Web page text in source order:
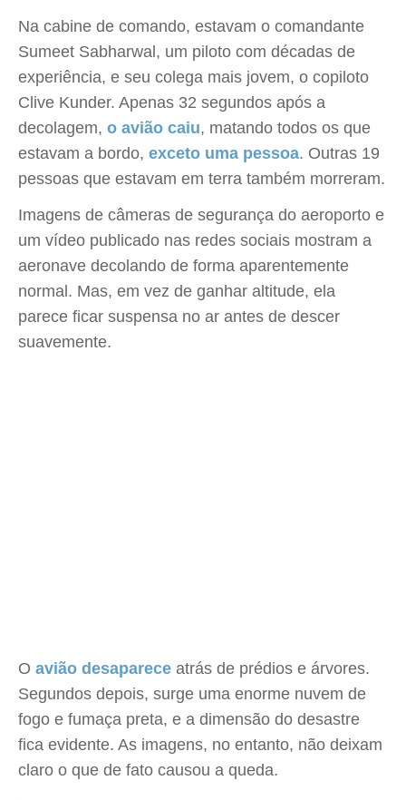
Na cabine de comando, estavam o comandante
Sumeet Sabharwal, um piloto com décadas de
experiência, e seu colega mais jovem, o copiloto
Clive Kunder. Apenas 32 segundos após a
decolagem, o avião caiu, matando todos os que
estavam a bordo, exceto uma pessoa. Outras 19
pessoas que estavam em terra também morreram.
Imagens de câmeras de segurança do aeroporto e
um vídeo publicado nas redes sociais mostram a
aeronave decolando de forma aparentemente
normal. Mas, em vez de ganhar altitude, ela
parece ficar suspensa no ar antes de descer
suavemente.
O avião desaparece atrás de prédios e árvores.
Segundos depois, surge uma enorme nuvem de
fogo e fumaça preta, e a dimensão do desastre
fica evidente. As imagens, no entanto, não deixam
claro o que de fato causou a queda.